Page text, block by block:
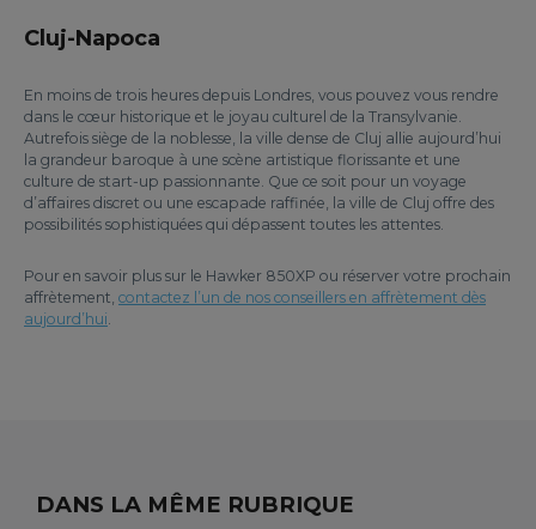
Cluj-Napoca
En moins de trois heures depuis Londres, vous pouvez vous rendre
dans le cœur historique et le joyau culturel de la Transylvanie.
Autrefois siège de la noblesse, la ville dense de Cluj allie aujourd’hui
la grandeur baroque à une scène artistique florissante et une
culture de start-up passionnante. Que ce soit pour un voyage
d’affaires discret ou une escapade raffinée, la ville de Cluj offre des
possibilités sophistiquées qui dépassent toutes les attentes.
Pour en savoir plus sur le Hawker 850XP ou réserver votre prochain
affrètement, contactez l’un de nos conseillers en affrètement dès
aujourd’hui.
DANS LA MÊME RUBRIQUE